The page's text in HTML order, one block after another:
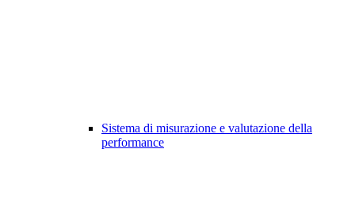
Sistema di misurazione e valutazione della
performance